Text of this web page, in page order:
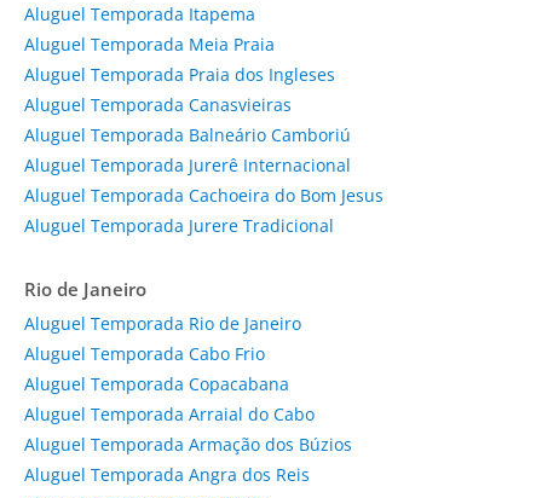
Aluguel Temporada Itapema
Aluguel Temporada Meia Praia
Aluguel Temporada Praia dos Ingleses
Aluguel Temporada Canasvieiras
Aluguel Temporada Balneário Camboriú
Aluguel Temporada Jurerê Internacional
Aluguel Temporada Cachoeira do Bom Jesus
Aluguel Temporada Jurere Tradicional
Rio de Janeiro
Aluguel Temporada Rio de Janeiro
Aluguel Temporada Cabo Frio
Aluguel Temporada Copacabana
Aluguel Temporada Arraial do Cabo
Aluguel Temporada Armação dos Búzios
Aluguel Temporada Angra dos Reis